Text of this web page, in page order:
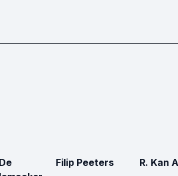
Filip Peeters R. Kan